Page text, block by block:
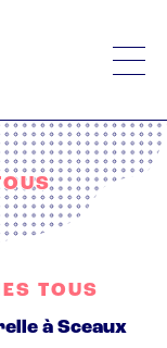
TOUS
à Sceaux